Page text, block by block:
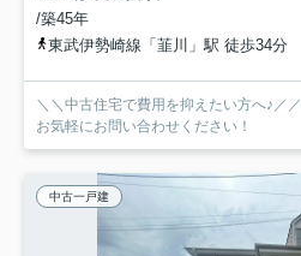
/築45年
東武伊勢崎線「韮川」駅 徒歩34分
＼＼中古住宅で費用を抑えたい方へ♪／／
お気軽にお問い合わせください！
中古一戸建